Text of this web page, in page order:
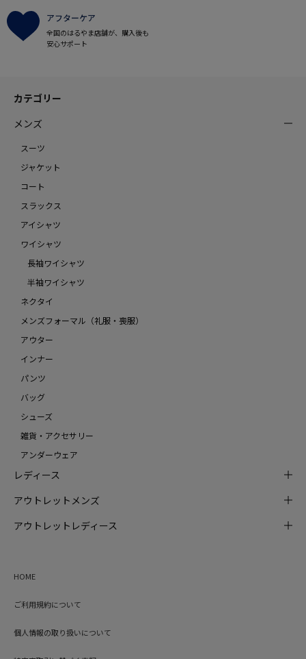
アフターケア
全国のはるやま店舗が、購入後も
安心サポート
カテゴリー
メンズ
スーツ
ジャケット
コート
スラックス
アイシャツ
ワイシャツ
長袖ワイシャツ
半袖ワイシャツ
ネクタイ
メンズフォーマル（礼服・喪服）
アウター
インナー
パンツ
バッグ
シューズ
雑貨・アクセサリー
アンダーウェア
レディース
アウトレットメンズ
アウトレットレディース
HOME
ご利用規約について
個人情報の取り扱いについて